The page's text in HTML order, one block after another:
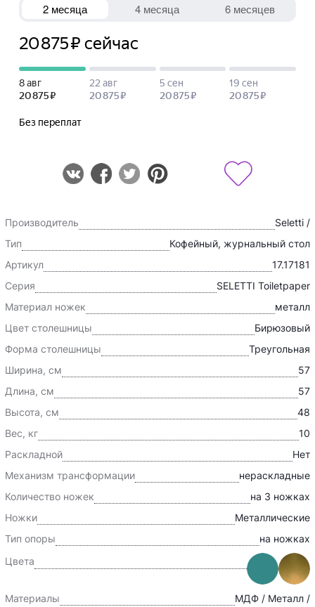
Производитель
Seletti /
Тип
Кофейный, журнальный стол
Артикул
17.17181
Серия
SELETTI Toiletpaper
Материал ножек
металл
Цвет столешницы
Бирюзовый
Форма столешницы
Треугольная
Ширина, см
57
Длина, см
57
Высота, см
48
Вес, кг
10
Раскладной
Нет
Механизм трансформации
нераскладные
Количество ножек
на 3 ножках
Ножки
Металлические
Тип опоры
на ножках
Цвета
Материалы МДФ / Металл /